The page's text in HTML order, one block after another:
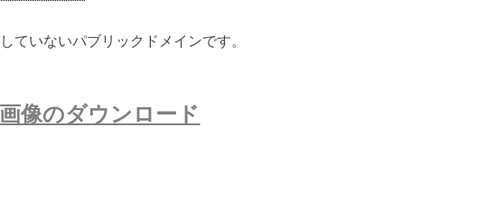
ていないパブリックドメインです。
像のダウンロード